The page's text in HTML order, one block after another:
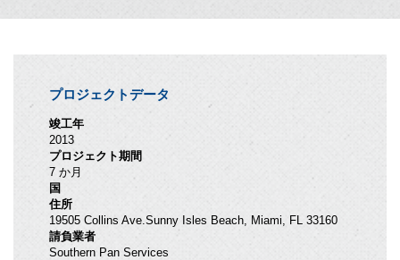
プロジェクトデータ
竣工年
2013
プロジェクト期間
7 か月
国
住所
19505 Collins Ave.Sunny Isles Beach, Miami, FL 33160
請負業者
Southern Pan Services